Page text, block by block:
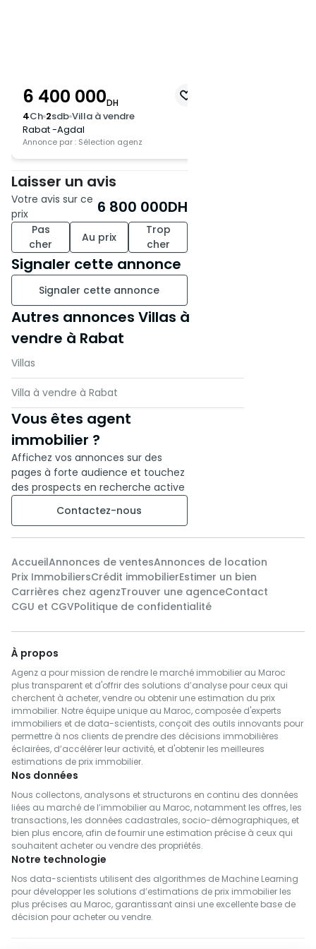
• Panneaux solaires pour une
énergie écologique.
Prix : 6 800 000 DH
Pour plus d’informations ou
pour planifier une visite,
contactez-nous par téléphone.
Merci d’avance.
6 400 000DH
4Ch 2sdb Villa à vendre
Rabat -Agdal
Annonce par : Sélection agenz
Laisser un avis
Votre avis sur ce
prix
6 800 000DH
Pas
cher
Au prix
Trop
cher
Signaler cette annonce
Signaler cette annonce
Autres annonces Villas à
vendre à Rabat
Villas
Villa à vendre à Rabat
Vous êtes agent
immobilier ?
Affichez vos annonces sur des
pages à forte audience et touchez
des prospects en recherche active
Contactez-nous
AccueilAnnonces de ventesAnnonces de location
Prix ImmobiliersCrédit immobilierEstimer un bien
Carrières chez agenzTrouver une agenceContact
CGU et CGVPolitique de confidentialité
À propos
Agenz a pour mission de rendre le marché immobilier au Maroc
plus transparent et d'offrir des solutions d’analyse pour ceux qui
cherchent à acheter, vendre ou obtenir une estimation du prix
immobilier. Notre équipe unique au Maroc, composée d'experts
immobiliers et de data-scientists, conçoit des outils innovants pour
permettre à nos clients de prendre des décisions immobilières
éclairées, d’accélérer leur activité, et d'obtenir les meilleures
estimations de prix immobilier.
Nos données
Nous collectons, analysons et structurons en continu des données
liées au marché de l’immobilier au Maroc, notamment les offres, les
transactions, les données cadastrales, socio-démographiques, et
bien plus encore, afin de fournir une estimation précise à ceux qui
souhaitent acheter ou vendre des propriétés.
Notre technologie
Nos data-scientists utilisent des algorithmes de Machine Learning
pour développer les solutions d’estimations de prix immobilier les
plus précises au Maroc, garantissant ainsi une excellente base de
décision pour acheter ou vendre.